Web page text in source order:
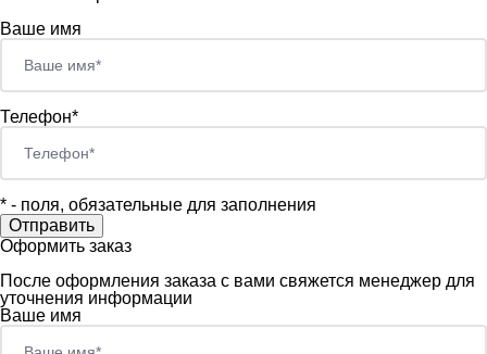
Ваше имя
Телефон*
* - поля, обязательные для заполнения
Оформить заказ
После оформления заказа с вами свяжется менеджер для
уточнения информации
Ваше имя